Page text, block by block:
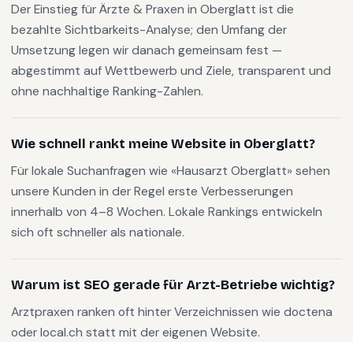
Der Einstieg für Ärzte & Praxen in Oberglatt ist die
bezahlte Sichtbarkeits-Analyse; den Umfang der
Umsetzung legen wir danach gemeinsam fest —
abgestimmt auf Wettbewerb und Ziele, transparent und
ohne nachhaltige Ranking-Zahlen.
Wie schnell rankt meine Website in Oberglatt?
Für lokale Suchanfragen wie «Hausarzt Oberglatt» sehen
unsere Kunden in der Regel erste Verbesserungen
innerhalb von 4–8 Wochen. Lokale Rankings entwickeln
sich oft schneller als nationale.
Warum ist SEO gerade für Arzt-Betriebe wichtig?
Arztpraxen ranken oft hinter Verzeichnissen wie doctena
oder local.ch statt mit der eigenen Website.